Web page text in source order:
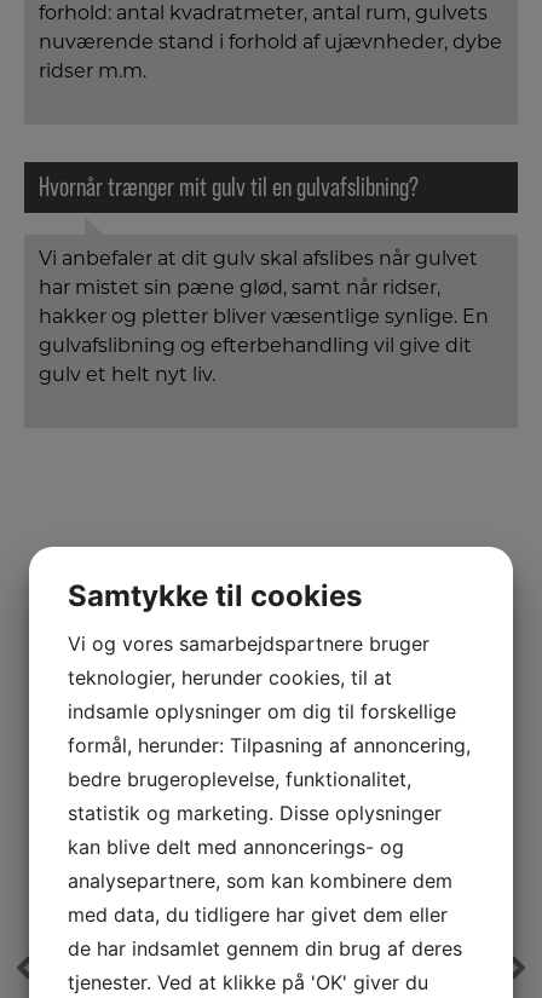
forhold: antal kvadratmeter, antal rum, gulvets
nuværende stand i forhold af ujævnheder, dybe
ridser m.m.
Hvornår trænger mit gulv til en gulvafslibning?
Vi anbefaler at dit gulv skal afslibes når gulvet
har mistet sin pæne glød, samt når ridser,
hakker og pletter bliver væsentlige synlige. En
gulvafslibning og efterbehandling vil give dit
gulv et helt nyt liv.
DET SIGER VORES KUNDER
Yderst fremragende service og enormt
dygtige medarbejdere
Vikinggulvservice er uden tvivl den
bedste gulvservice der er blevet udført
Samtykke til cookies
Vi og vores samarbejdspartnere bruger
teknologier, herunder cookies, til at
indsamle oplysninger om dig til forskellige
formål, herunder: Tilpasning af annoncering,
bedre brugeroplevelse, funktionalitet,
statistik og marketing. Disse oplysninger
kan blive delt med annoncerings- og
analysepartnere, som kan kombinere dem
med data, du tidligere har givet dem eller
de har indsamlet gennem din brug af deres
tjenester. Ved at klikke på 'OK' giver du